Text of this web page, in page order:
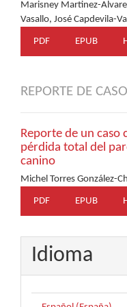
Marisney Martinez-
Vasallo, José Capdevila-
PDF EPUB
REPORTE DE CASO
Reporte de un caso
pérdida total del
canino
Michel Torres González-
PDF EPUB
Idioma